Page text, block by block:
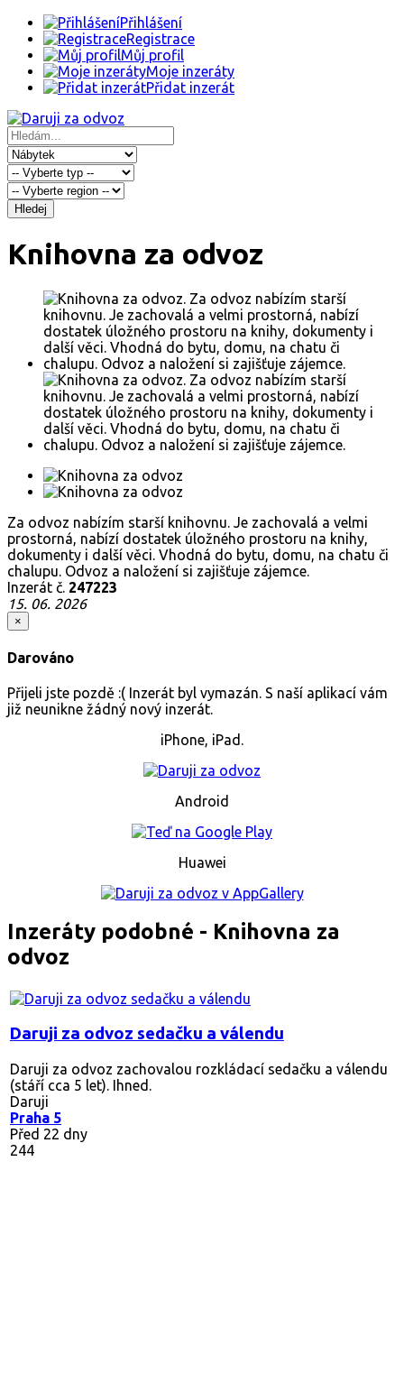
Přihlášení
Registrace
Můj profil
Moje inzeráty
Přidat inzerát
Hledej
Knihovna za odvoz
Za odvoz nabízím starší knihovnu. Je zachovalá a velmi
prostorná, nabízí dostatek úložného prostoru na knihy,
dokumenty i další věci. Vhodná do bytu, domu, na chatu či
chalupu. Odvoz a naložení si zajišťuje zájemce.
Inzerát č. 247223
15. 06. 2026
×
Darováno
Přijeli jste pozdě :( Inzerát byl vymazán. S naší aplikací vám
již neunikne žádný nový inzerát.
iPhone, iPad.
Android
Huawei
Inzeráty podobné - Knihovna za
odvoz
Daruji za odvoz sedačku a válendu
Daruji za odvoz zachovalou rozkládací sedačku a válendu
(stáří cca 5 let). Ihned.
Daruji
Praha 5
Před 22 dny
244